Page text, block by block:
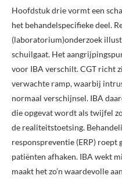
Hoofdstuk drie vormt een
het behandelspecifieke deel.
(laboratorium)onderzoek
schuilgaat. Het
voor IBA verschilt. CGT richt
verwachte ramp, waarbij
normaal verschijnsel. IBA
die opgevat wordt als twijfel
de realiteitstoetsing.
responspreventie (ERP) roept
patiënten afhaken. IBA wekt
maakt het zo’n waardevolle